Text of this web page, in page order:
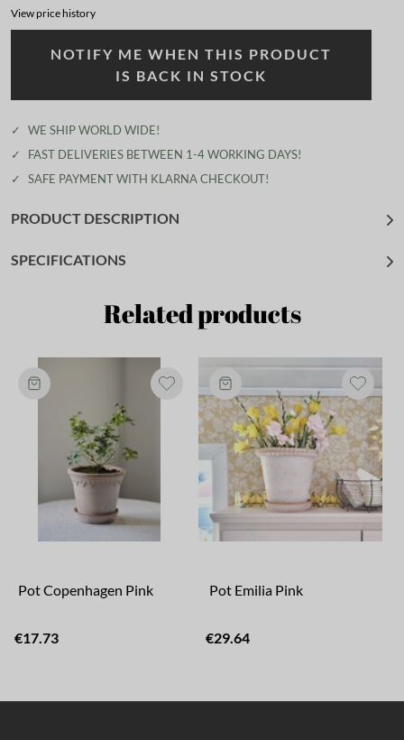
View price history
NOTIFY ME WHEN THIS PRODUCT
IS BACK IN STOCK
✓
WE SHIP WORLD WIDE!
✓
FAST DELIVERIES BETWEEN 1-4 WORKING DAYS!
✓
SAFE PAYMENT WITH KLARNA CHECKOUT!
PRODUCT DESCRIPTION
SPECIFICATIONS
Related products
Pot Copenhagen Pink
€17.73
Pot Emilia Pink
€29.64